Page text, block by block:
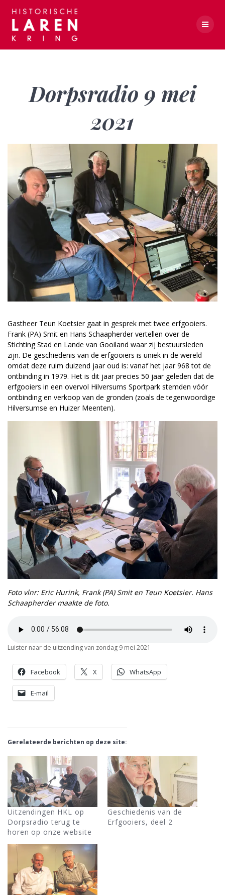
Dorpsradio 9 mei
2021
Gastheer Teun Koetsier gaat in gesprek met twee erfgooiers.
Frank (PA) Smit en Hans Schaapherder vertellen over de
Stichting Stad en Lande van Gooiland waar zij bestuursleden
zijn. De geschiedenis van de erfgooiers is uniek in de wereld
omdat deze ruim duizend jaar oud is: vanaf het jaar 968 tot de
ontbinding in 1979. Het is dit jaar precies 50 jaar geleden dat de
erfgooiers in een overvol Hilversums Sportpark stemden vóór
ontbinding en verkoop van de gronden (zoals de tegenwoordige
Hilversumse en Huizer Meenten).
Foto vlnr: Eric Hurink, Frank (PA) Smit en Teun Koetsier. Hans
Schaapherder maakte de foto.
Luister naar de uitzending van zondag 9 mei 2021
Facebook X WhatsApp
E-mail
Gerelateerde berichten op deze site:
Uitzendingen HKL op
Dorpsradio terug te
horen op onze website
Geschiedenis van de
Erfgooiers, deel 2